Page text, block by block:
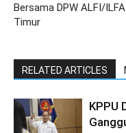
Bersama DPW ALFI/
Timur
RELATED ARTICLES
KPPU